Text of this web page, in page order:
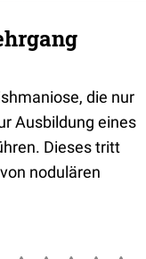
die nur
Ausbildung eines
Dieses tritt
nodulären